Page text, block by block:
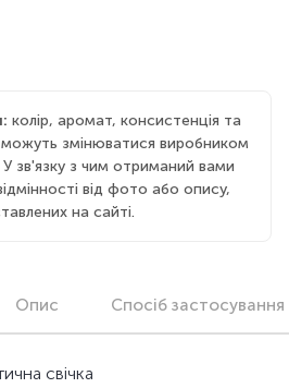
колір, аромат, консистенція та
змінюватися виробником
зв'язку з чим отриманий вами
від фото або опису,
на сайті.
Опис Спосіб застосування
свічка